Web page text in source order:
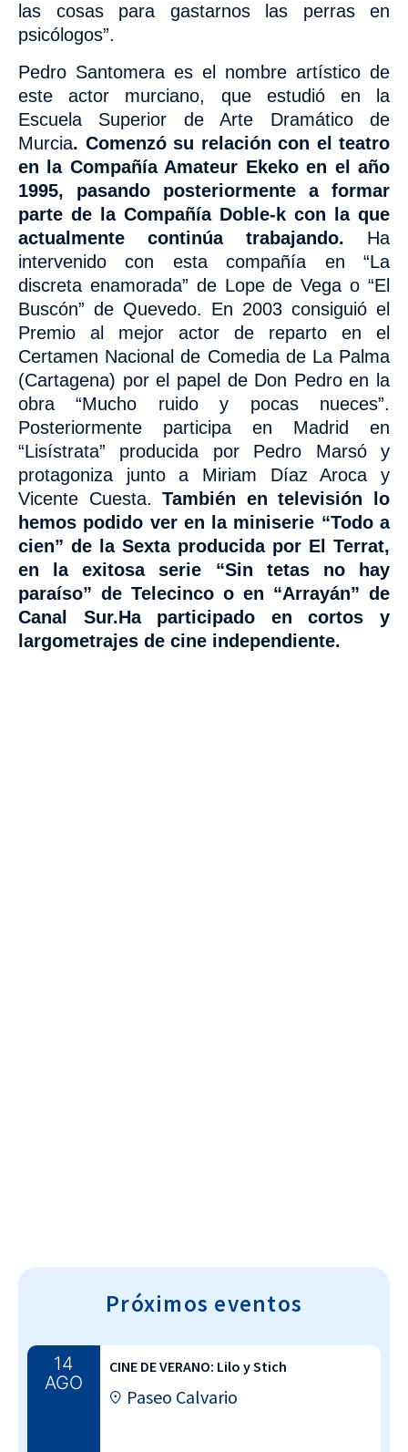
las cosas para gastarnos las perras en
psicólogos”.
Pedro Santomera es el nombre artístico de
este actor murciano, que estudió en la
Escuela Superior de Arte Dramático de
Murcia. Comenzó su relación con el teatro
en la Compañía Amateur Ekeko en el año
1995, pasando posteriormente a formar
parte de la Compañía Doble-k con la que
actualmente continúa trabajando. Ha
intervenido con esta compañía en “La
discreta enamorada” de Lope de Vega o “El
Buscón” de Quevedo. En 2003 consiguió el
Premio al mejor actor de reparto en el
Certamen Nacional de Comedia de La Palma
(Cartagena) por el papel de Don Pedro en la
obra “Mucho ruido y pocas nueces”.
Posteriormente participa en Madrid en
“Lisístrata” producida por Pedro Marsó y
protagoniza junto a Miriam Díaz Aroca y
Vicente Cuesta.También en televisión lo
hemos podido ver en la miniserie “Todo a
cien” de la Sexta producida por El Terrat,
en la exitosa serie “Sin tetas no hay
paraíso” de Telecinco o en “Arrayán” de
Canal Sur.Ha participado en cortos y
largometrajes de cine independiente.
Próximos eventos
14
AGO
CINE DE VERANO: Lilo y Stich
Paseo Calvario